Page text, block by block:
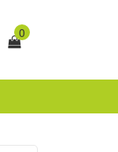
0